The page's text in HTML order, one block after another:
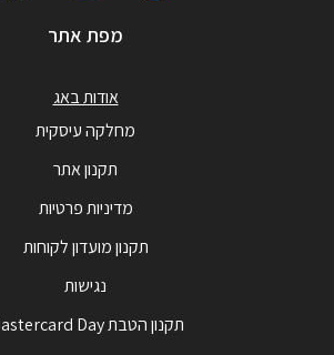
מפת אתר
אודות באג
מחלקה עיסקית
תקנון אתר
מדיניות פרטיות
תקנון מועדון לקוחות
נגישות
תקנון הטבת Mastercard Day